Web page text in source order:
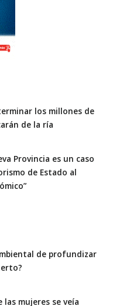
los millones de
de la ría
Provincia es un caso
de Estado al
de profundizar
mujeres se veía